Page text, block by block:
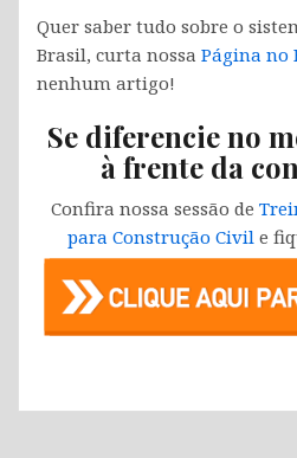
Quer saber tudo sobre o
Brasil, curta nossa Página no
nenhum artigo!
Se diferencie no
à frente da
Confira nossa sessão de
para Construção Civile